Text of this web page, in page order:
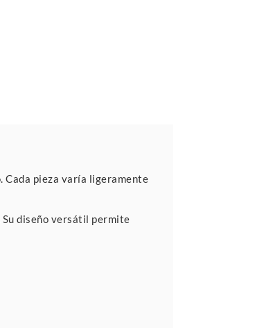
Cada pieza varía ligeramente
diseño versátil permite